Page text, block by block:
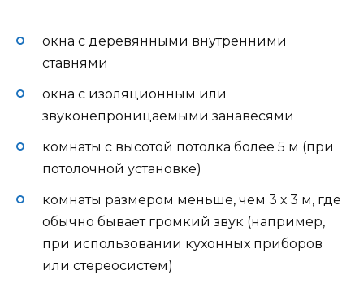
окна с деревянными внутренними
ставнями
окна с изоляционным или
звуконепроницаемыми занавесями
комнаты с высотой потолка более 5 м (при
потолочной установке)
комнаты размером меньше, чем 3 х 3 м, где
обычно бывает громкий звук (например,
при использовании кухонных приборов
или стереосистем)